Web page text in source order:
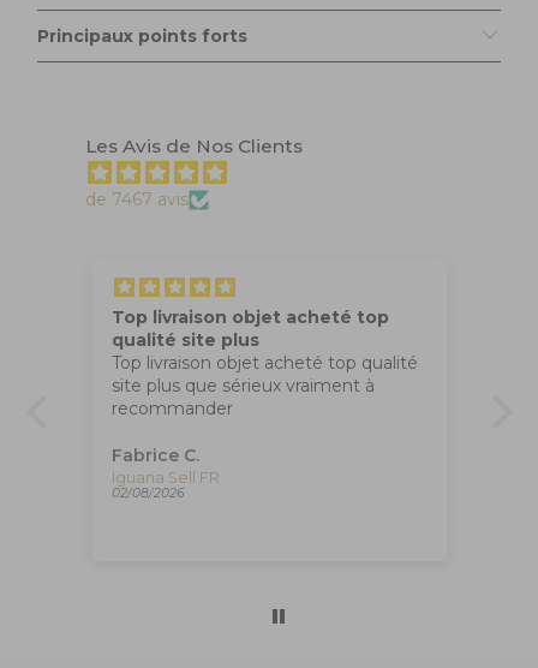
Principaux points forts
Les Avis de Nos Clients
de 7467 avis
Top livraison objet acheté top
qualité site plus
Top livraison objet acheté top qualité
site plus que sérieux vraiment à
recommander
Fabrice C.
Iguana Sell FR
02/08/2026